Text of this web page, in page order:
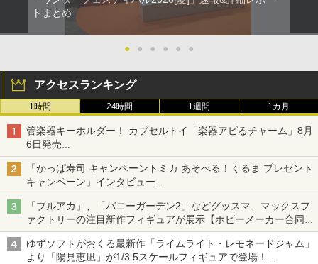
トまとめ
● ● ● ● ● ●
アクセスランキング
1時間 24時間 1週間 1カ月
管楽器キーホルダー！ カプセルトイ「楽器アピるチャーム」8月
6日発売
チューバ、テナサクなど5種各3色
「かっぱ寿司 キャンペーントミカ あそべる！くるま プレゼント
キャンペーン」インタビュー
子どもが楽しめるかっぱ寿司ならではの体験とコラボの楽しさを
追求
「ブルアカ」、「バニーガーデン2」などグッスマ、マックスフ
ァクトリーの注目新作フィギュアが展示【ホビーメーカー合同展
示会】
ゆずソフトがおくる最新作「ライムライト・レモネードジャム」
より「陽見恵凪」が1/3.5スケールフィギュアで登場！